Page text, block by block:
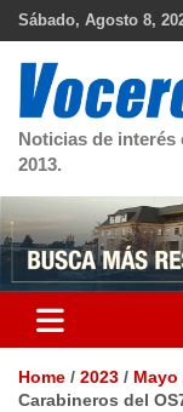
Skip
Sábado, Agosto 8,
Noticias de interés
2013.
Home 2023 Mayo
Carabineros del